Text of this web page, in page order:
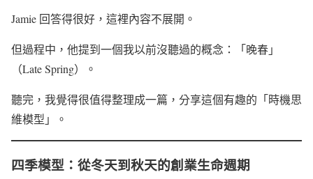
Jamie 回答得很好，這裡內容不展開。
但過程中，他提到一個我以前沒聽過的概念：「晚春」
（Late Spring）。
聽完，我覺得很值得整理成一篇，分享這個有趣的「時機思
維模型」。
四季模型：從冬天到秋天的創業生命週期